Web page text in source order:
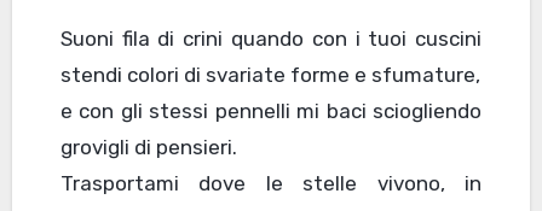
Suoni fila di crini quando con i tuoi cuscini
stendi colori di svariate forme e sfumature,
e con gli stessi pennelli mi baci sciogliendo
grovigli di pensieri.
Trasportami dove le stelle vivono, in